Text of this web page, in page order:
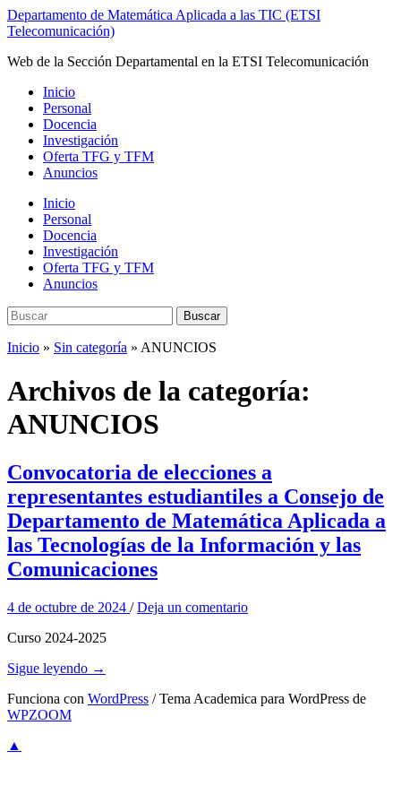
Saltar
al
principal
Departamento de Matemática Aplicada a las TIC (ETSI
Telecomunicación)
Web de la Sección Departamental en la ETSI Telecomunicación
Alternar
menú
móvil
Inicio
Personal
Docencia
Investigación
Oferta TFG y TFM
Anuncios
Inicio
Personal
Docencia
Investigación
Oferta TFG y TFM
Anuncios
Buscar:
Buscar
Inicio » Sin categoría » ANUNCIOS
Archivos de la categoría:
ANUNCIOS
Convocatoria de elecciones a
representantes estudiantiles a Consejo de
Departamento de Matemática Aplicada a
las Tecnologías de la Información y las
Comunicaciones
4 de octubre de 2024 /Deja un comentario
Curso 2024-2025
Sigue leyendo →
Funciona con WordPress / Tema Academica para WordPress de
WPZOOM
▲